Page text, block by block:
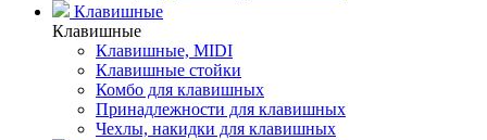
Клавишные
Клавишные
Клавишные, MIDI
Клавишные стойки
Комбо для клавишных
Принадлежности для клавишных
Чехлы, накидки для клавишных